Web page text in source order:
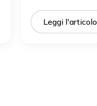
Leggi l'articolo